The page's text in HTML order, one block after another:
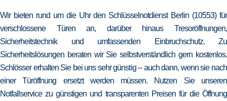
Wir bieten rund um die Uhr den Schlüsselnotdienst Berlin (10553) für
verschlossene Türen an, darüber hinaus Tresoröffnungen,
Sicherheitstechnik und umfassenden Einbruchschutz. Zu
Sicherheitslösungen beraten wir Sie selbstverständlich gern kostenlos.
Schlösser erhalten Sie bei uns sehr günstig – auch dann, wenn sie nach
einer Türöffnung ersetzt werden müssen. Nutzen Sie unseren
Notfallservice zu günstigen und transparenten Preisen für die Öffnung